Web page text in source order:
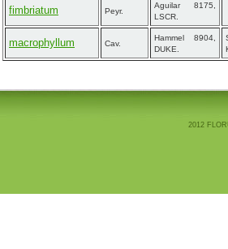
fimbriatum Peyr.
Aguilar 8175,
LSCR.
macrophyllum Cav.
Hammel 8904,
DUKE.
2012